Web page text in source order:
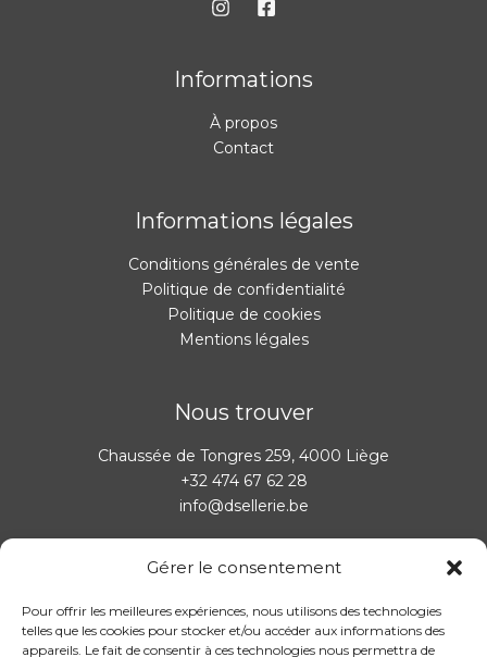
Gérer le consentement
Pour offrir les meilleures expériences, nous utilisons des technologies
telles que les cookies pour stocker et/ou accéder aux informations des
appareils. Le fait de consentir à ces technologies nous permettra de
Informations
À propos
Contact
Informations légales
Conditions générales de vente
Politique de confidentialité
Politique de cookies
Mentions légales
Nous trouver
Chaussée de Tongres 259, 4000 Liège
+32 474 67 62 28
info@dsellerie.be
Il est possible de prendre rendez-vous en dehors des
heures d’ouverture via leformulaire de contactou par